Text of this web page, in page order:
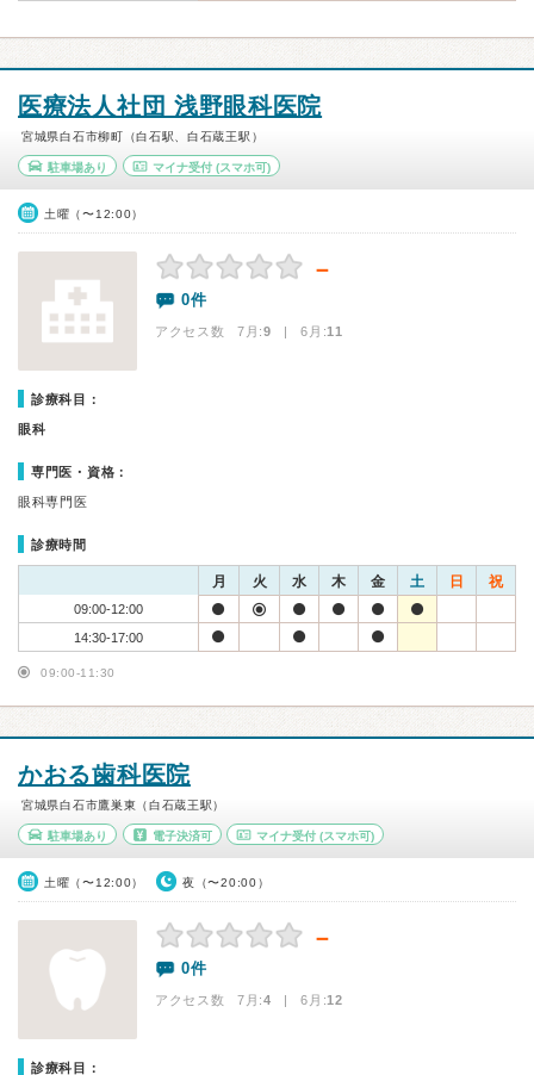
医療法人社団 浅野眼科医院
宮城県白石市柳町（白石駅、白石蔵王駅）
駐車場あり マイナ受付(スマホ可)
土曜（〜12:00）
－
0件
アクセス数 7月:9 | 6月:11
診療科目：
眼科
専門医・資格：
眼科専門医
診療時間
月 火 水 木 金 土 日 祝
09:00-12:00
14:30-17:00
09:00-11:30
かおる歯科医院
宮城県白石市鷹巣東（白石蔵王駅）
駐車場あり 電子決済可 マイナ受付 (スマホ可)
土曜（〜12:00） 夜（〜20:00）
－
0件
アクセス数 7月:4 | 6月:12
診療科目：